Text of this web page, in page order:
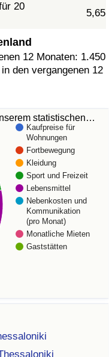
20
5,65
12 Monaten: 1.450
den vergangenen 12
statistischen…
Kaufpreise für
Wohnungen
Fortbewegung
Kleidung
Sport und Freizeit
Lebensmittel
Nebenkosten und
Kommunikation
(pro Monat)
Monatliche Mieten
Gaststätten